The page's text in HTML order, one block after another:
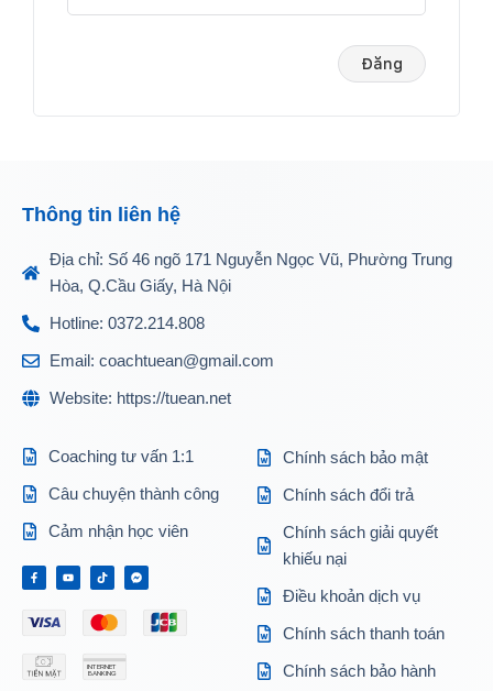
Thông tin liên hệ
Địa chỉ: Số 46 ngõ 171 Nguyễn Ngọc Vũ, Phường Trung
Hòa, Q.Cầu Giấy, Hà Nội
Hotline: 0372.214.808
Email: coachtuean@gmail.com
Website: https://tuean.net
Coaching tư vấn 1:1
Câu chuyện thành công
Cảm nhận học viên
INTERNET
BANKING
Chính sách bảo mật
Chính sách đổi trả
Chính sách giải quyết
khiếu nại
Điều khoản dịch vụ
Chính sách thanh toán
Chính sách bảo hành